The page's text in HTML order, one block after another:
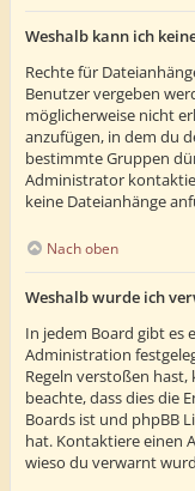
Weshalb kann ich
Rechte für
Benutzer vergeben
möglicherweise nicht
anzufügen, in dem du
bestimmte Gruppen
Administrator
keine Dateianhänge
Nach oben
Weshalb wurde ich
In jedem Board gibt es
Administration
Regeln verstoßen
beachte, dass dies die
Boards ist und phpBB
hat. Kontaktiere einen
wieso du verwarnt